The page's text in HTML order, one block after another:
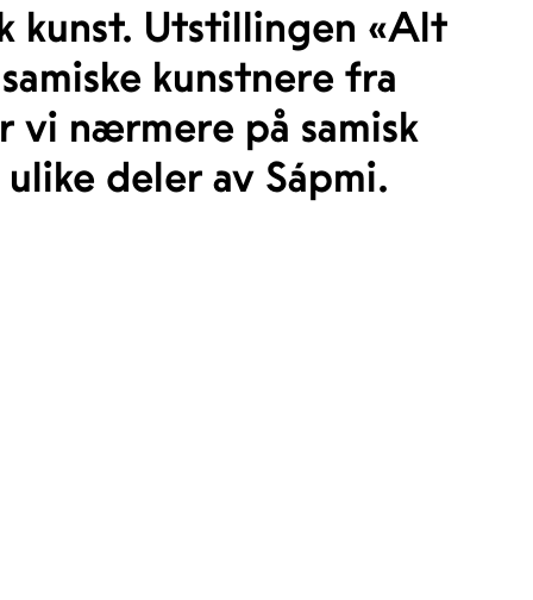
kunst. Utstillingen «Alt
kunstnere fra
vi nærmere på samisk
deler av Sápmi.